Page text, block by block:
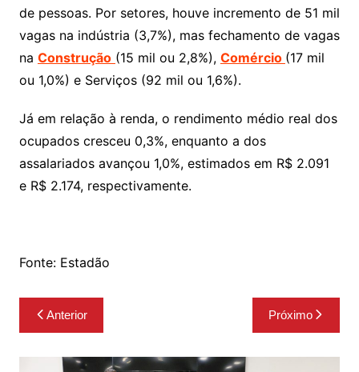
de pessoas. Por setores, houve incremento de 51 mil
vagas na indústria (3,7%), mas fechamento de vagas
na Construção (15 mil ou 2,8%), Comércio (17 mil
ou 1,0%) e Serviços (92 mil ou 1,6%).
Já em relação à renda, o rendimento médio real dos
ocupados cresceu 0,3%, enquanto a dos
assalariados avançou 1,0%, estimados em R$ 2.091
e R$ 2.174, respectivamente.
Fonte: Estadão
Navegação
de
Post
Anterior Próximo